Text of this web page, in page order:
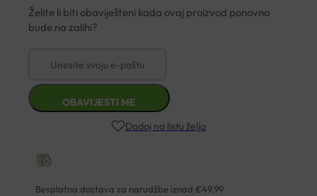
Dodaj na listu želja
Besplatna dostava za narudžbe iznad €49,99